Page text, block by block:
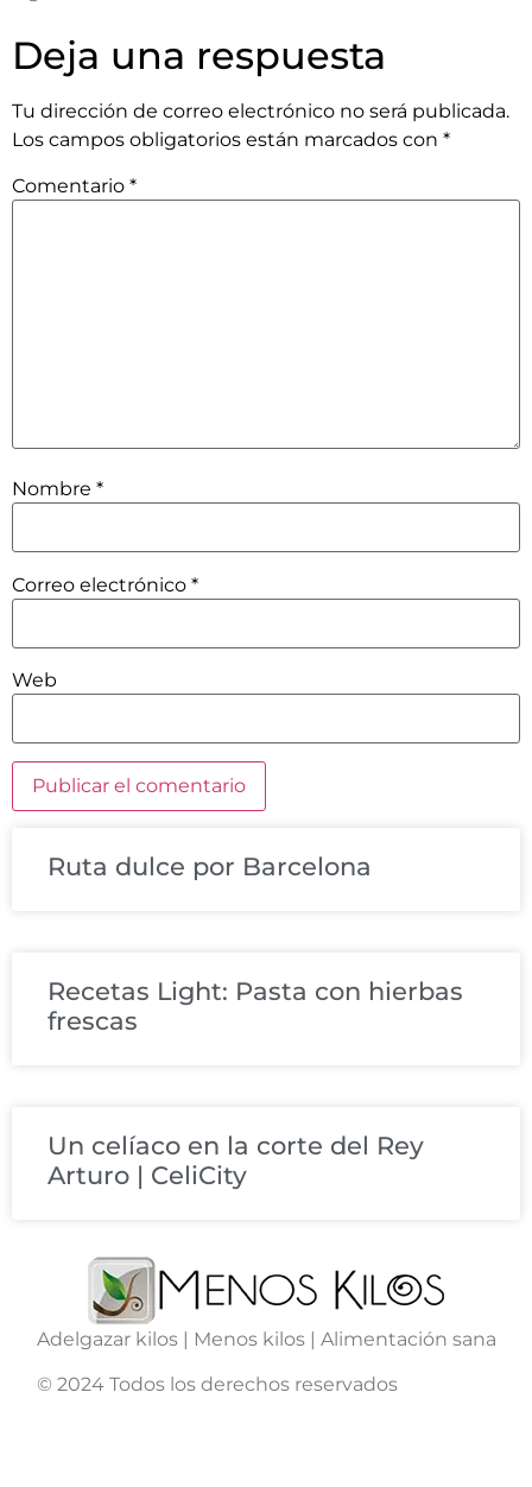
Deja una respuesta
Tu dirección de correo electrónico no será publicada.
Los campos obligatorios están marcados con *
Comentario *
Nombre *
Correo electrónico *
Web
Ruta dulce por Barcelona
Recetas Light: Pasta con hierbas
frescas
Un celíaco en la corte del Rey
Arturo | CeliCity
Adelgazar kilos | Menos kilos | Alimentación sana
© 2024 Todos los derechos reservados